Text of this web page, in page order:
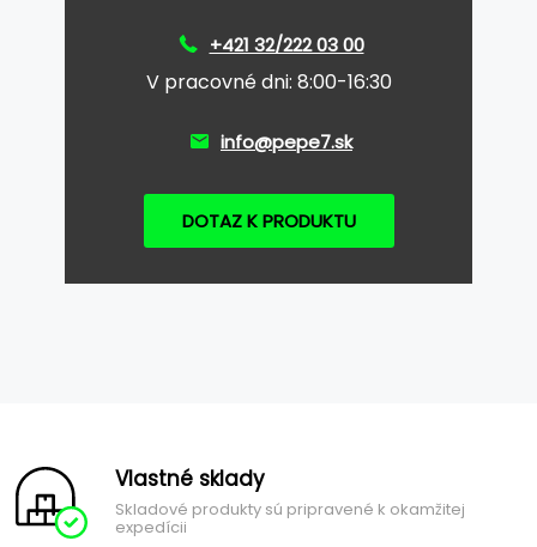
+421 32/222 03 00
V pracovné dni: 8:00-16:30
info@pepe7.sk
DOTAZ K PRODUKTU
Vlastné sklady
Skladové produkty sú pripravené k okamžitej
expedícii